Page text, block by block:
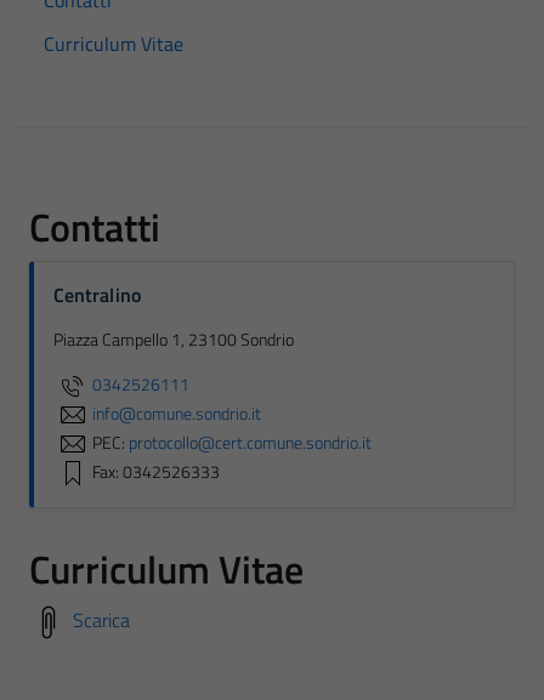
Curriculum Vitae
Contatti
Centralino
Piazza Campello 1, 23100 Sondrio
0342526111
info@comune.sondrio.it
PEC: protocollo@cert.comune.sondrio.it
Fax: 0342526333
Curriculum Vitae
Scarica